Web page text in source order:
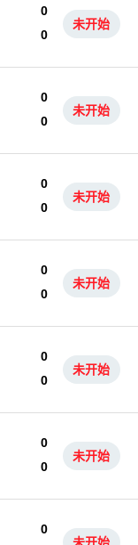
0
0
未开始
0
0
未开始
0
0
未开始
0
0
未开始
0
0
未开始
0
0
未开始
0